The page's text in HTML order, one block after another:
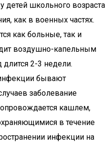
школьного возраста
как в военных частях.
как больные, так и
воздушно-капельным
2-3 недели.
бывают
заболевание
кашлем,
в течение
инфекции на